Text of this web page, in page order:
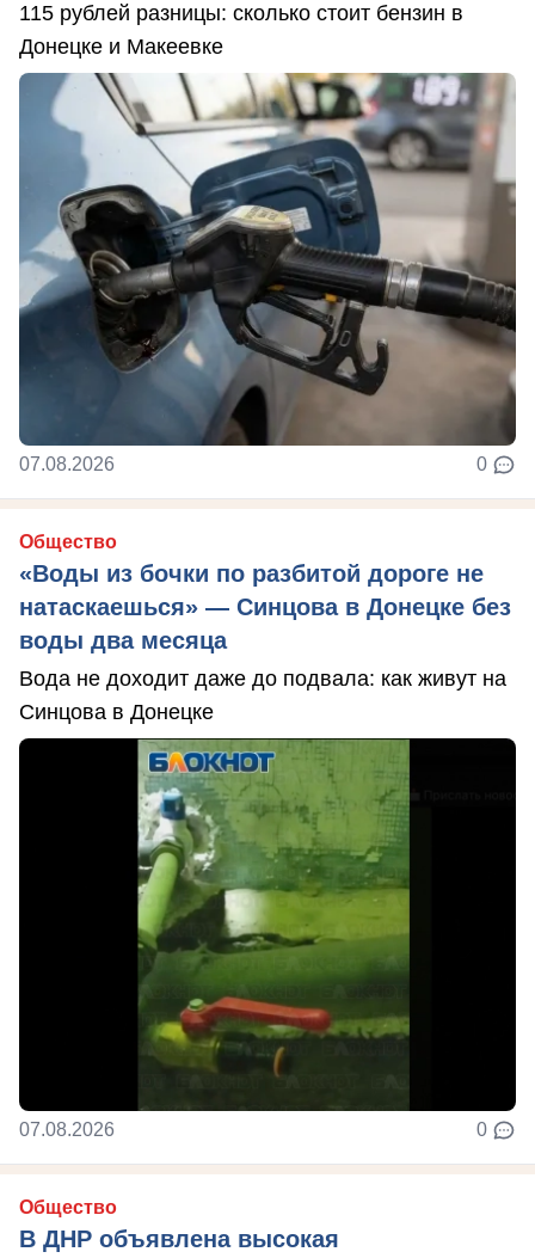
115 рублей разницы: сколько стоит бензин в
Донецке и Макеевке
07.08.2026 0
Общество
«Воды из бочки по разбитой дороге не
натаскаешься» — Синцова в Донецке без
воды два месяца
Вода не доходит даже до подвала: как живут на
Синцова в Донецке
07.08.2026 0
Общество
В ДНР объявлена высокая